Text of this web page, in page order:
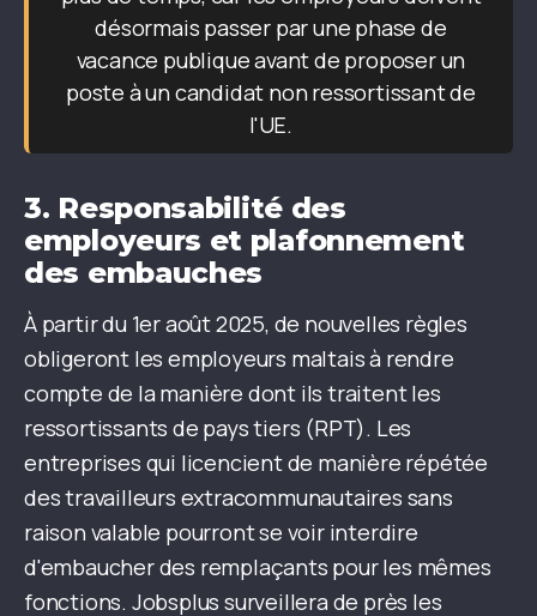
désormais passer par une phase de
vacance publique avant de proposer un
poste à un candidat non ressortissant de
l'UE.
3. Responsabilité des
employeurs et plafonnement
des embauches
À partir du 1er août 2025, de nouvelles règles
obligeront les employeurs maltais à rendre
compte de la manière dont ils traitent les
ressortissants de pays tiers (RPT). Les
entreprises qui licencient de manière répétée
des travailleurs extracommunautaires sans
raison valable pourront se voir interdire
d'embaucher des remplaçants pour les mêmes
fonctions. Jobsplus surveillera de près les